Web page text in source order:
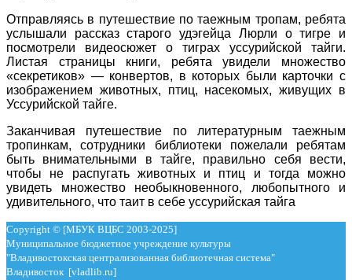
Отправляясь в путешествие по таежным тропам, ребята
услышали рассказ старого удэгейца Люрли о тигре и
посмотрели видеосюжет о тиграх уссурийской тайги.
Листая страницы книги, ребята увидели множество
«секретиков» — конвертов, в которых были карточки с
изображением животных, птиц, насекомых, живущих в
Уссурийской тайге.
Заканчивая путешествие по литературным таежным
тропинкам, сотрудники библиотеки пожелали ребятам
быть внимательными в тайге, правильно себя вести,
чтобы не распугать животных и птиц и тогда можно
увидеть множество необыкновенного, любопытного и
удивительного, что таит в себе уссурийская тайга
Copyright © [МБУК ВЦБС 2003-2025]
Муниципальное бюджетное учреждение культуры
"Владивостокская централизованная библиотечная система"
Владивосток [vladlib.ru]